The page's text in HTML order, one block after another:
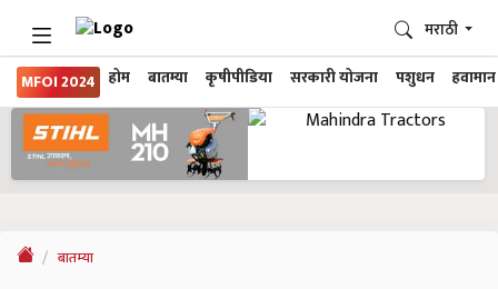
MFOI 2024 होम बातम्या कृषीपीडिया सरकारी योजना पशुधन हवामान
मराठी
बातम्या